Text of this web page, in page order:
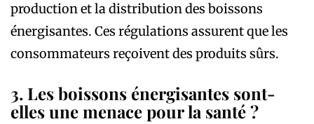
production et la distribution des boissons
énergisantes. Ces régulations assurent que les
consommateurs reçoivent des produits sûrs.
3. Les boissons énergisantes sont-
elles une menace pour la santé ?